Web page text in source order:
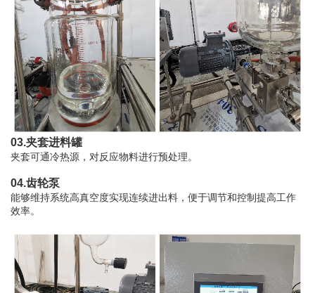
03.夹套进料罐
夹套可通冷热源，对反应物料进行预处理。
04.齿轮泵
能够维持系统高真空度实现连续进出料，便于调节和控制提高工作
效率。